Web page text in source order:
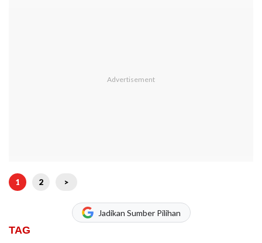
1 2 >
Jadikan Sumber Pilihan
TAG